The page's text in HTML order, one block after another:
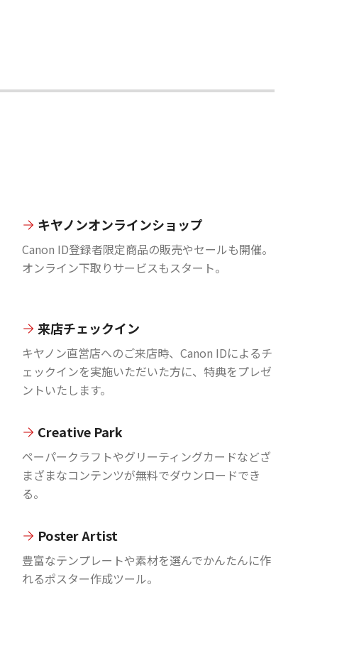
キヤノンオンラインショップ
Canon ID登録者限定商品の販売やセールも開催。
オンライン下取りサービスもスタート。
来店チェックイン
キヤノン直営店へのご来店時、Canon IDによるチ
ェックインを実施いただいた方に、特典をプレゼ
ントいたします。
Creative Park
ペーパークラフトやグリーティングカードなどざ
まざまなコンテンツが無料でダウンロードでき
る。
Poster Artist
豊富なテンプレートや素材を選んでかんたんに作
れるポスター作成ツール。